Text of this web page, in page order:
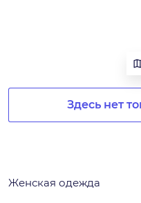
Здесь нет
Женская одежда